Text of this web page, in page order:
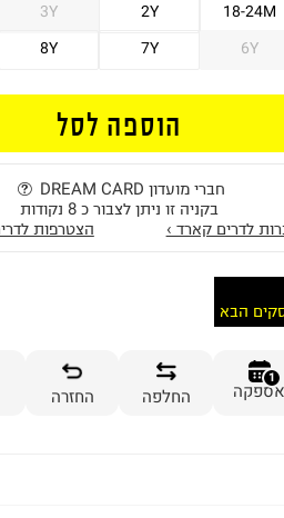
18-24M
2Y
3Y
6Y
7Y
8Y
הוספה לסל
חברי מועדון DREAM CARD
בקניה זו ניתן לצבור כ 8 נקודות
לדרים קארד ›
הצטרפות
הבא
1
אספקה החלפה החזרה